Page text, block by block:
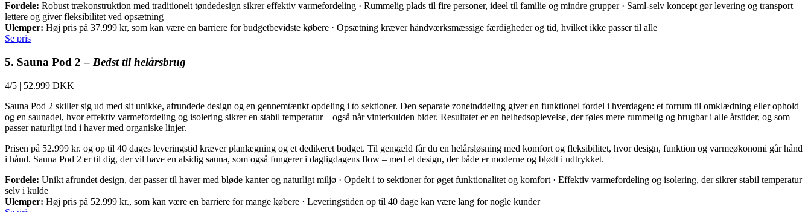
Fordele: Robust trækonstruktion med traditionelt tøndedesign sikrer effektiv varmefordeling · Rummelig plads til fire personer, ideel til familie og mindre grupper · Saml-selv koncept gør levering og transport
lettere og giver fleksibilitet ved opsætning
Ulemper: Høj pris på 37.999 kr, som kan være en barriere for budgetbevidste købere · Opsætning kræver håndværksmæssige færdigheder og tid, hvilket ikke passer til alle
Se pris
5. Sauna Pod 2 – Bedst til helårsbrug
4/5 | 52.999 DKK
Sauna Pod 2 skiller sig ud med sit unikke, afrundede design og en gennemtænkt opdeling i to sektioner. Den separate zoneinddeling giver en funktionel fordel i hverdagen: et forrum til omklædning eller ophold
og en saunadel, hvor effektiv varmefordeling og isolering sikrer en stabil temperatur – også når vinterkulden bider. Resultatet er en helhedsoplevelse, der føles mere rummelig og brugbar i alle årstider, og som
passer naturligt ind i haver med organiske linjer.
Prisen på 52.999 kr. og op til 40 dages leveringstid kræver planlægning og et dedikeret budget. Til gengæld får du en helårsløsning med komfort og fleksibilitet, hvor design, funktion og varmeøkonomi går hånd
i hånd. Sauna Pod 2 er til dig, der vil have en alsidig sauna, som også fungerer i dagligdagens flow – med et design, der både er moderne og blødt i udtrykket.
Fordele: Unikt afrundet design, der passer til haver med bløde kanter og naturligt miljø · Opdelt i to sektioner for øget funktionalitet og komfort · Effektiv varmefordeling og isolering, der sikrer stabil temperatur
selv i kulde
Ulemper: Høj pris på 52.999 kr., som kan være en barriere for mange købere · Leveringstiden op til 40 dage kan være lang for nogle kunder